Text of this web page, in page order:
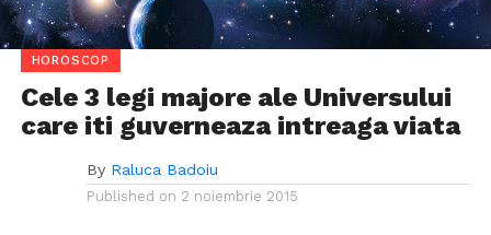
HOROSCOP
Cele 3 legi majore ale Universului
care iti guverneaza intreaga viata
By Raluca Badoiu
Published on 2 noiembrie 2015